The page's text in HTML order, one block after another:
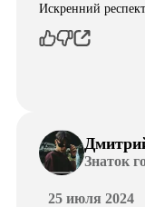
Искренний респект
Знаток
25 июля 2024